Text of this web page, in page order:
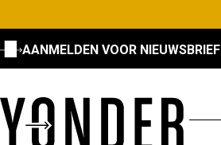
AANMELDEN VOOR NIEUWSBRIEF